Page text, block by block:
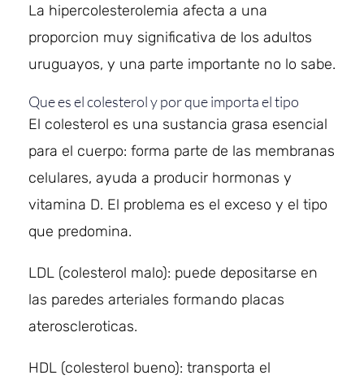
La hipercolesterolemia afecta a una
proporcion muy significativa de los adultos
uruguayos, y una parte importante no lo sabe.
Que es el colesterol y por que importa el tipo
El colesterol es una sustancia grasa esencial
para el cuerpo: forma parte de las membranas
celulares, ayuda a producir hormonas y
vitamina D. El problema es el exceso y el tipo
que predomina.
LDL (colesterol malo): puede depositarse en
las paredes arteriales formando placas
ateroscleroticas.
HDL (colesterol bueno): transporta el